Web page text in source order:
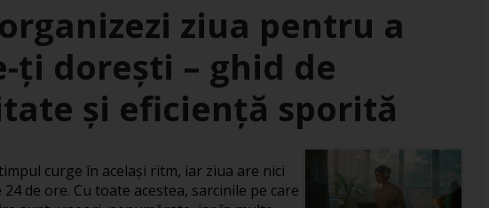
ziua pentru a
ți dorești – ghid de
și eficiență sporită
curge în același ritm, iar ziua are nici
de ore. Cu toate acestea, sarcinile pe care